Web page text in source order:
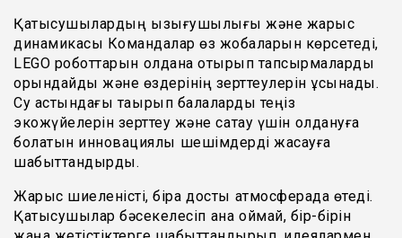
Қатысушылардың қызығушылығы және жарыс
динамикасы Командалар өз жобаларын көрсетеді,
LEGO роботтарын қолдана отырып тапсырмаларды
орындайды және өздерінің зерттеулерін ұсынады.
Су астындағы тақырып балаларды теңіз
экожүйелерін зерттеу және сақтау үшін қолдануға
болатын инновациялық шешімдерді жасауға
шабыттандырды.
Жарыс шиеленісті, бірақ достық атмосферада өтеді.
Қатысушылар бәсекелесіп қана қоймай, бір-бірін